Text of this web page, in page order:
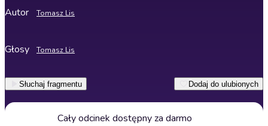
Autor Tomasz Lis
Głosy Tomasz Lis
Słuchaj fragmentu Dodaj do ulubionych
Cały odcinek dostępny za darmo